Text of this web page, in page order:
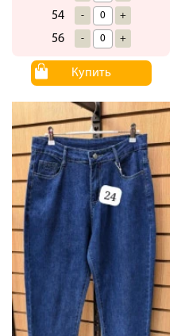
54 - +
56 - +
Купить